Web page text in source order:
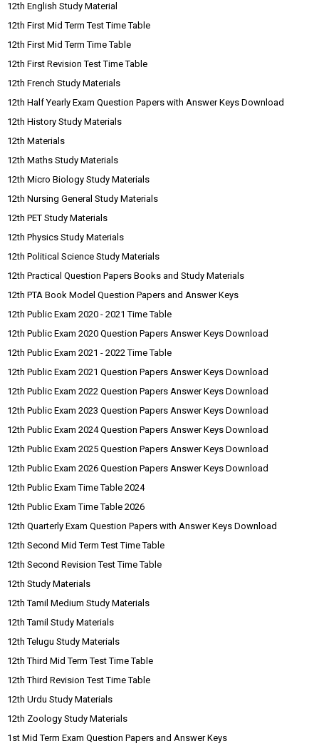
12th English Study Material
12th First Mid Term Test Time Table
12th First Mid Term Time Table
12th First Revision Test Time Table
12th French Study Materials
12th Half Yearly Exam Question Papers with Answer Keys Download
12th History Study Materials
12th Materials
12th Maths Study Materials
12th Micro Biology Study Materials
12th Nursing General Study Materials
12th PET Study Materials
12th Physics Study Materials
12th Political Science Study Materials
12th Practical Question Papers Books and Study Materials
12th PTA Book Model Question Papers and Answer Keys
12th Public Exam 2020 - 2021 Time Table
12th Public Exam 2020 Question Papers Answer Keys Download
12th Public Exam 2021 - 2022 Time Table
12th Public Exam 2021 Question Papers Answer Keys Download
12th Public Exam 2022 Question Papers Answer Keys Download
12th Public Exam 2023 Question Papers Answer Keys Download
12th Public Exam 2024 Question Papers Answer Keys Download
12th Public Exam 2025 Question Papers Answer Keys Download
12th Public Exam 2026 Question Papers Answer Keys Download
12th Public Exam Time Table 2024
12th Public Exam Time Table 2026
12th Quarterly Exam Question Papers with Answer Keys Download
12th Second Mid Term Test Time Table
12th Second Revision Test Time Table
12th Study Materials
12th Tamil Medium Study Materials
12th Tamil Study Materials
12th Telugu Study Materials
12th Third Mid Term Test Time Table
12th Third Revision Test Time Table
12th Urdu Study Materials
12th Zoology Study Materials
1st Mid Term Exam Question Papers and Answer Keys